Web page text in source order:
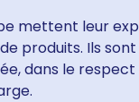
mettent leur
produits. Ils
dans le